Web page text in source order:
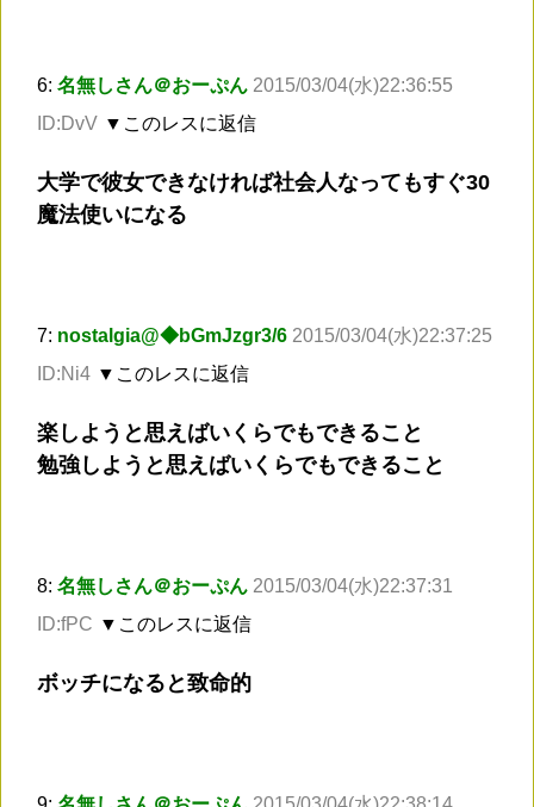
6: 名無しさん＠おーぷん 2015/03/04(水)22:36:55
ID:DvV ▼このレスに返信
大学で彼女できなければ社会人なってもすぐ30
魔法使いになる
7: nostalgia@◆bGmJzgr3/6 2015/03/04(水)22:37:25
ID:Ni4 ▼このレスに返信
楽しようと思えばいくらでもできること
勉強しようと思えばいくらでもできること
8: 名無しさん＠おーぷん 2015/03/04(水)22:37:31
ID:fPC ▼このレスに返信
ボッチになると致命的